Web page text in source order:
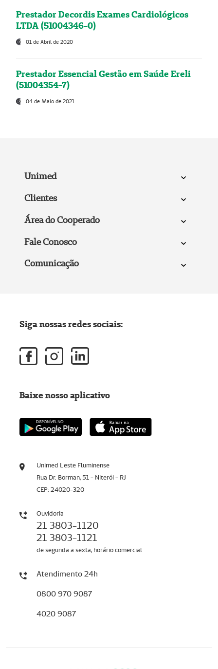
Prestador Decordis Exames Cardiológicos
LTDA (51004346-0)
01 de Abril de 2020
Prestador Essencial Gestão em Saúde Ereli
(51004354-7)
04 de Maio de 2021
Unimed
Clientes
Área do Cooperado
Fale Conosco
Comunicação
Unimed Leste Fluminense
Rua Dr. Borman, 51 - Niterói - RJ
CEP: 24020-320
Ouvidoria
21 3803-1120
21 3803-1121
de segunda a sexta, horário comercial
Atendimento 24h
0800 970 9087
4020 9087
Siga nossas redes sociais:
Baixe nosso aplicativo